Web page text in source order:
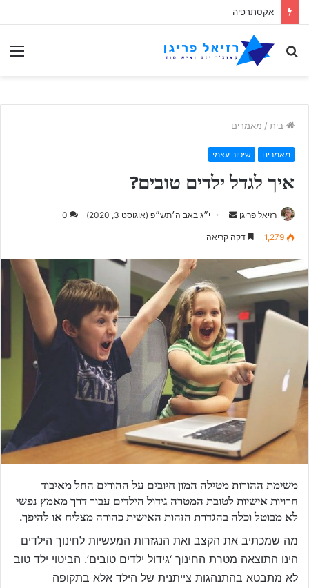
הפרדוקס האקסתרפי
לחפש
בית / מאמרים
מאמרים שיפור עצמי
איך לגדל ילדים טובים?
רזיאל פריגן
Send י״ג באב ה׳תש״פ (אוגוסט 3, 2020) 0
1,279 דקה קריאה
משימת ההורות מטילה המון חיובים על ההורים החל מאיבוד
חרויות אישיות לטובת המטרה גידול הילדים עבור דרך מאמץ נפשי
לא מבוטל וכלה בהגדרת הזהות האישית כהורה מצליח או להיפך.
מה שמכתיב את הקצב ואת הנגזרות המעשיות לחינוך הילדים
הינו התוצאה מטרת החינוך ‘גידול ילדים טובים’. הביטוי ילד טוב
לא מתבטא בהתנהגות צייתנית של הילד אלא בתקופה